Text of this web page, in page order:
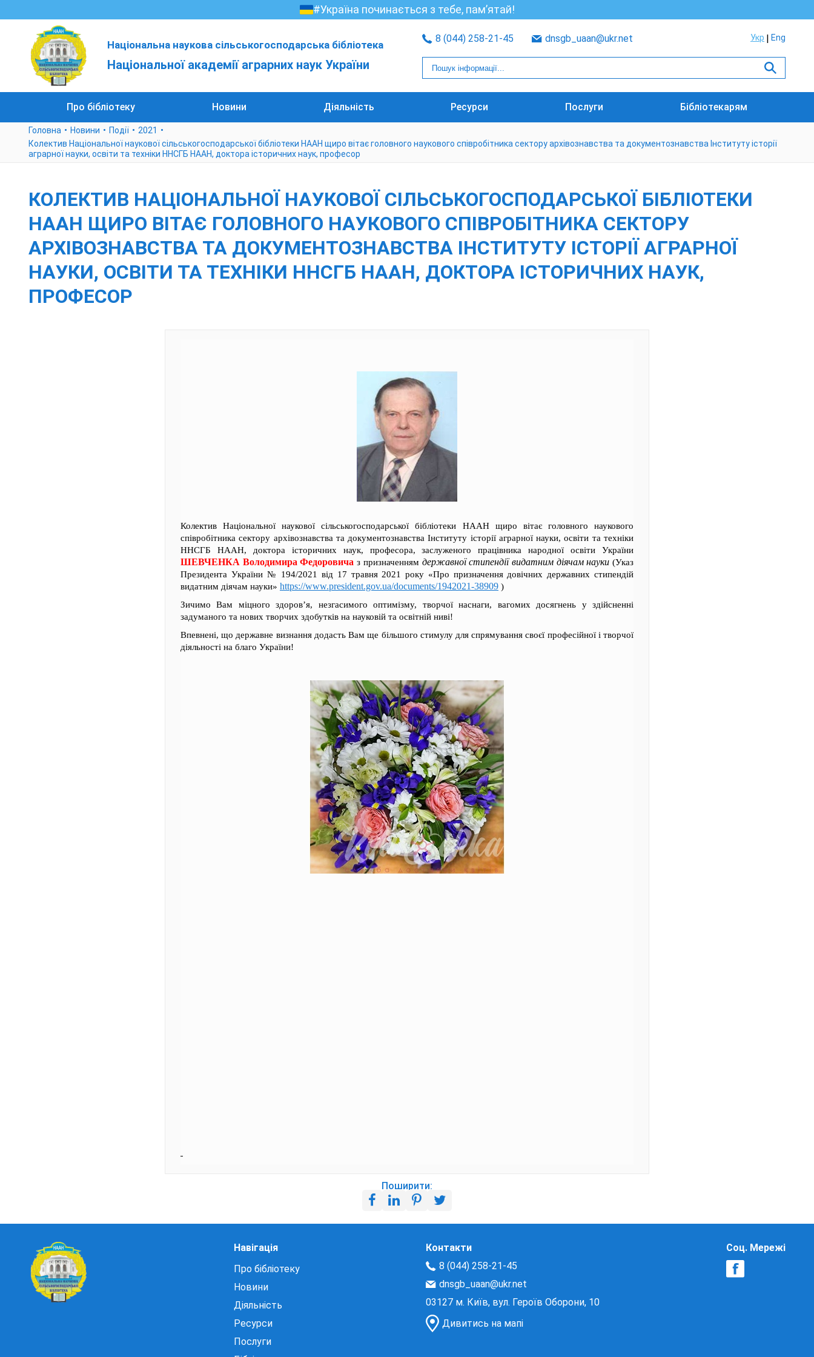
#Україна починається з тебе, пам’ятай!
Національна наукова сільськогосподарська бібліотека
Національної академії аграрних наук України
8 (044) 258-21-45 dnsgb_uaan@ukr.net Укр Eng
Про бібліотеку Новини Діяльність Ресурси Послуги Бібліотекарям
Головна Новини Події
2021
Колектив Національної наукової сільськогосподарської бібліотеки НААН щиро вітає головного наукового співробітника сектору архівознавства та документознавства Інституту історії
аграрної науки, освіти та техніки ННСГБ НААН, доктора історичних наук, професор
КОЛЕКТИВ НАЦІОНАЛЬНОЇ НАУКОВОЇ СІЛЬСЬКОГОСПОДАРСЬКОЇ БІБЛІОТЕКИ
НААН ЩИРО ВІТАЄ ГОЛОВНОГО НАУКОВОГО СПІВРОБІТНИКА СЕКТОРУ
АРХІВОЗНАВСТВА ТА ДОКУМЕНТОЗНАВСТВА ІНСТИТУТУ ІСТОРІЇ АГРАРНОЇ
НАУКИ, ОСВІТИ ТА ТЕХНІКИ ННСГБ НААН, ДОКТОРА ІСТОРИЧНИХ НАУК,
ПРОФЕСОР
Колектив Національної наукової сільськогосподарської бібліотеки НААН щиро вітає головного наукового
співробітника сектору архівознавства та документознавства Інституту історії аграрної науки, освіти та техніки
ННСГБ НААН, доктора історичних наук, професора, заслуженого працівника народної освіти України
ШЕВЧЕНКА Володимира Федоровича з призначенням державної стипендії видатним діячам науки (Указ
Президента України № 194/2021 від 17 травня 2021 року «Про призначення довічних державних стипендій
видатним діячам науки» https://www.president.gov.ua/documents/1942021-38909 )
Зичимо Вам міцного здоров’я, незгасимого оптимізму, творчої наснаги, вагомих досягнень у здійсненні
задуманого та нових творчих здобутків на науковій та освітній ниві!
Впевнені, що державне визнання додасть Вам ще більшого стимулу для спрямування своєї професійної і творчої
діяльності на благо України!
Поширити:
Навігація
Про бібліотеку
Новини
Діяльність
Ресурси
Послуги
Контакти
8 (044) 258-21-45
dnsgb_uaan@ukr.net
03127 м. Київ, вул. Героїв Оборони, 10
Дивитись на мапі
Соц. Мережі